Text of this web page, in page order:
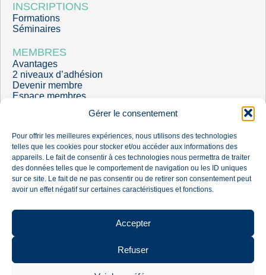
Gérer le consentement
Pour offrir les meilleures expériences, nous utilisons des technologies
telles que les cookies pour stocker et/ou accéder aux informations des
appareils. Le fait de consentir à ces technologies nous permettra de traiter
des données telles que le comportement de navigation ou les ID uniques
sur ce site. Le fait de ne pas consentir ou de retirer son consentement peut
avoir un effet négatif sur certaines caractéristiques et fonctions.
Accepter
Refuser
INSCRIPTIONS
Formations
Séminaires
MEMBRES
Avantages
2 niveaux d’adhésion
Devenir membre
Espace membres
Mentions légalesPolitique de confidentialité
©SCORE LCA, 2026 Tous droits réservés.Site éco-conçu par
l'agence web Nature Digitale